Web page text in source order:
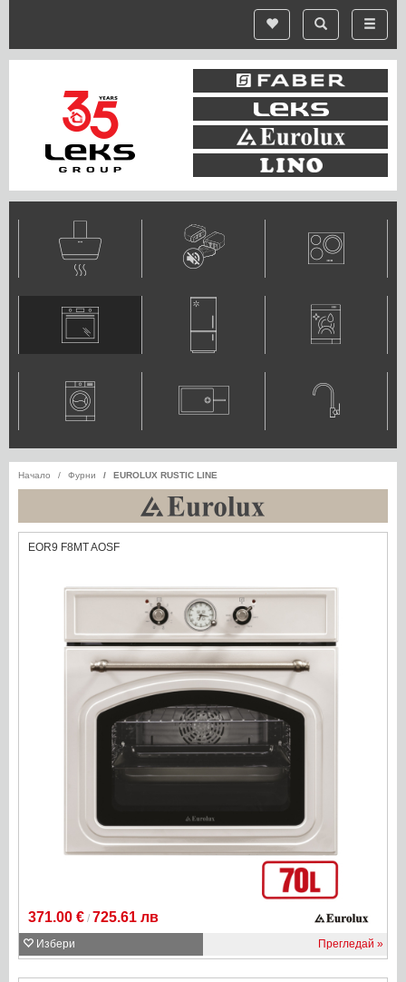
Начало Фурни EUROLUX RUSTIC LINE
EOR9 F8MT AOSF
371.00 € / 725.61 лв
Избери Прегледай